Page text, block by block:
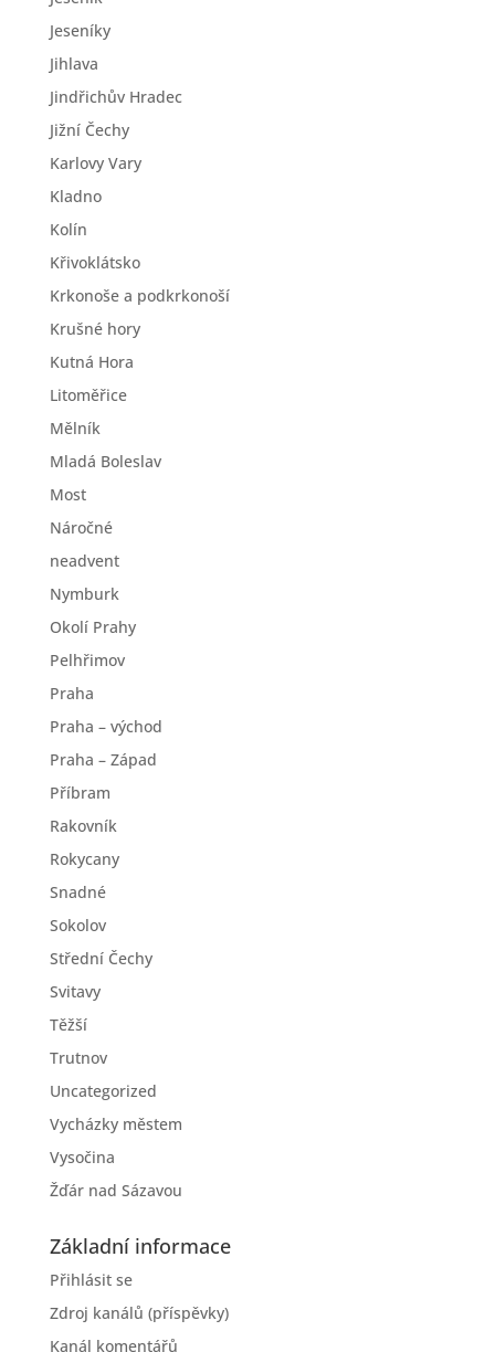
Jeseníky
Jihlava
Jindřichův Hradec
Jižní Čechy
Karlovy Vary
Kladno
Kolín
Křivoklátsko
Krkonoše a podkrkonoší
Krušné hory
Kutná Hora
Litoměřice
Mělník
Mladá Boleslav
Most
Náročné
neadvent
Nymburk
Okolí Prahy
Pelhřimov
Praha
Praha – východ
Praha – Západ
Příbram
Rakovník
Rokycany
Snadné
Sokolov
Střední Čechy
Svitavy
Těžší
Trutnov
Uncategorized
Vycházky městem
Vysočina
Žďár nad Sázavou
Základní informace
Přihlásit se
Zdroj kanálů (příspěvky)
Kanál komentářů